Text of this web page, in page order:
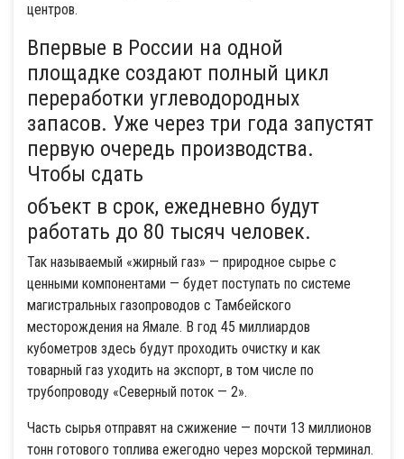
центров.
Впервые в России на одной
площадке создают полный цикл
переработки углеводородных
запасов. Уже через три года запустят
первую очередь производства.
Чтобы сдать
объект в срок, ежедневно будут
работать до 80 тысяч человек.
Так называемый «жирный газ» — природное сырье с
ценными компонентами — будет поступать по системе
магистральных газопроводов с Тамбейского
месторождения на Ямале. В год 45 миллиардов
кубометров здесь будут проходить очистку и как
товарный газ уходить на экспорт, в том числе по
трубопроводу «Северный поток — 2».
Часть сырья отправят на сжижение — почти 13 миллионов
тонн готового топлива ежегодно через морской терминал.